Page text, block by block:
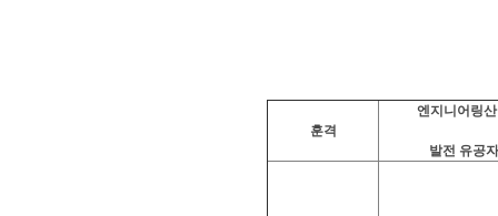
훈격
엔지니어링
발전 유공자